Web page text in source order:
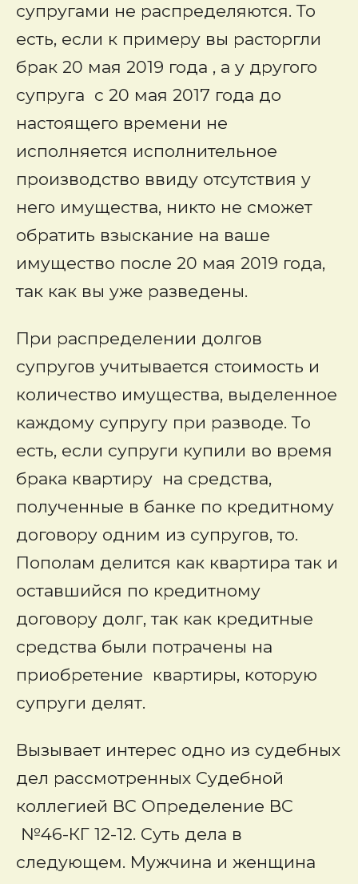
супругами не распределяются. То
есть, если к примеру вы расторгли
брак 20 мая 2019 года , а у другого
супруга с 20 мая 2017 года до
настоящего времени не
исполняется исполнительное
производство ввиду отсутствия у
него имущества, никто не сможет
обратить взыскание на ваше
имущество после 20 мая 2019 года,
так как вы уже разведены.
При распределении долгов
супругов учитывается стоимость и
количество имущества, выделенное
каждому супругу при разводе. То
есть, если супруги купили во время
брака квартиру на средства,
полученные в банке по кредитному
договору одним из супругов, то.
Пополам делится как квартира так и
оставшийся по кредитному
договору долг, так как кредитные
средства были потрачены на
приобретение квартиры, которую
супруги делят.
Вызывает интерес одно из судебных
дел рассмотренных Судебной
коллегией ВС Определение ВС
№46-КГ 12-12. Суть дела в
следующем. Мужчина и женщина